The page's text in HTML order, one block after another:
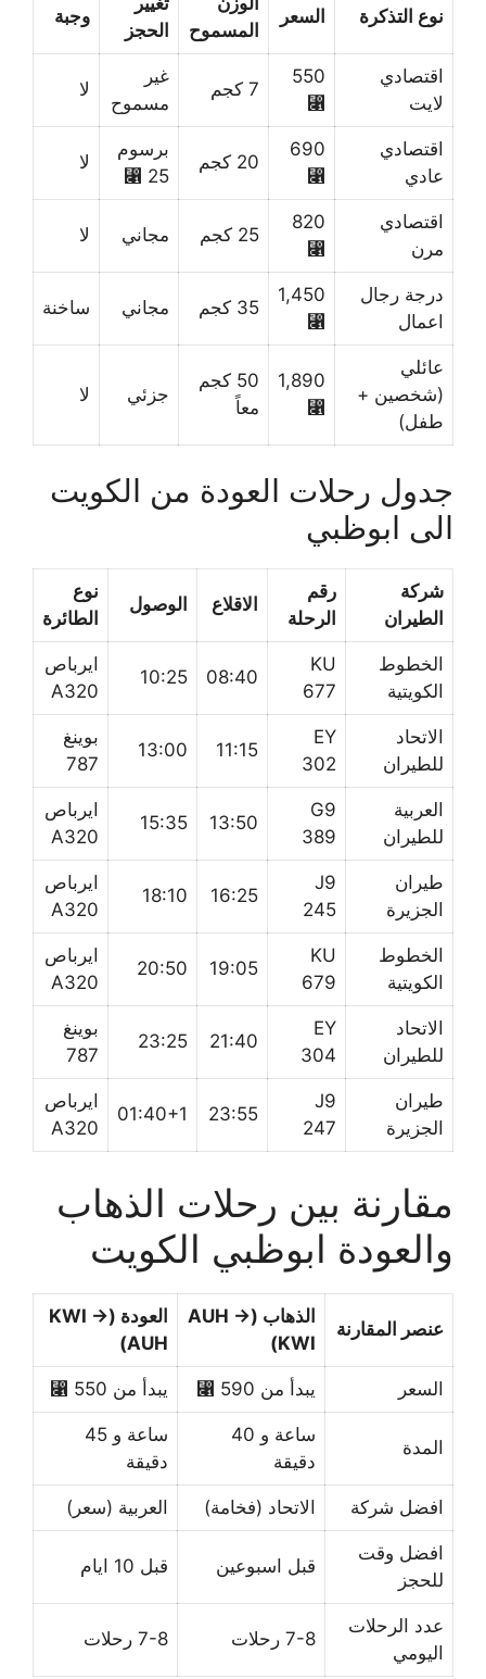
نوع التذكرة السعر
المسموح
الحجز
وجبة
اقتصادي
لايت
550
⃁
7 كجم
غير
مسموح
لا
اقتصادي
عادي
690
⃁
20 كجم
برسوم
25 ⃁
لا
اقتصادي
مرن
820
⃁
25 كجم مجاني لا
درجة رجال
اعمال
1,450
⃁
35 كجم مجاني ساخنة
عائلي
(شخصين +
طفل)
1,890
⃁
50 كجم
معاً
جزئي لا
جدول رحلات العودة من الكويت
الى ابوظبي
شركة
الطيران
رقم
الرحلة
الاقلاع الوصول
نوع
الطائرة
الخطوط
الكويتية
KU
677
08:40
10:25
ايرباص
A320
الاتحاد
للطيران
EY
302
11:15
13:00
بوينغ
787
العربية
للطيران
G9
389
13:50
15:35
ايرباص
A320
طيران
الجزيرة
J9
245
16:25
18:10
ايرباص
A320
الخطوط
الكويتية
KU
679
19:05
20:50
ايرباص
A320
الاتحاد
للطيران
EY
304
21:40
23:25
بوينغ
787
طيران
الجزيرة
J9
247
23:55
01:40+1
ايرباص
A320
مقارنة بين رحلات الذهاب
والعودة ابوظبي الكويت
عنصر المقارنة
الذهاب (AUH →
KWI)
العودة (KWI →
AUH)
السعر يبدأ من 590 ⃁ يبدأ من 550 ⃁
المدة
ساعة و 40
دقيقة
ساعة و 45
دقيقة
افضل شركة الاتحاد (فخامة) العربية (سعر)
افضل وقت
للحجز
قبل اسبوعين قبل 10 ايام
عدد الرحلات
اليومي
7-8 رحلات 7-8 رحلات